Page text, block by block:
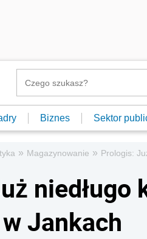
Biznes Sektor
» Magazynowanie » Prologis:
niedługo
Jankach